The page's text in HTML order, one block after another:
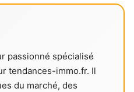
passionné spécialisé
tendances-immo.fr. Il
du marché, des